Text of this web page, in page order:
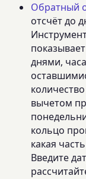
Обратный
отсчёт до
днями,
вычетом
кольцо
какая
Введите